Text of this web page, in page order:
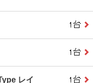
レイ